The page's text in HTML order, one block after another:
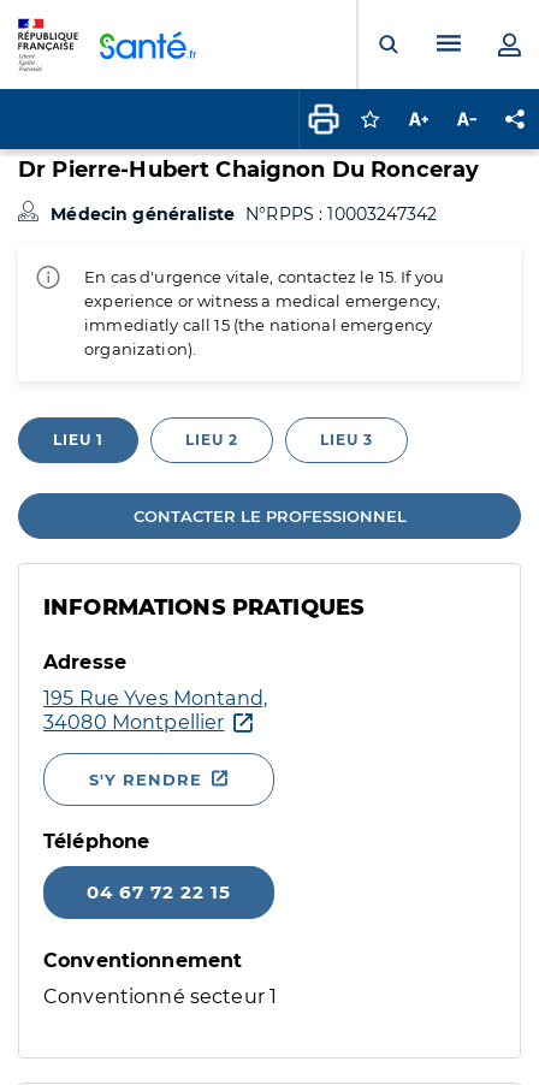
Ouvrir laMenu
Connectez-vous
Augmenter la
Dr Pierre-Hubert Chaignon Du Ronceray
Médecin généraliste N°RPPS : 10003247342
En cas d'urgence vitale, contactez le 15. If you
experience or witness a medical emergency,
immediatly call 15 (the national emergency
organization).
LIEU 1 LIEU 2 LIEU 3
CONTACTER LE PROFESSIONNEL
INFORMATIONS PRATIQUES
Adresse
195 Rue Yves Montand,
34080 Montpellier
S'Y RENDRE
Téléphone
04 67 72 22 15
Conventionnement
Conventionné secteur 1